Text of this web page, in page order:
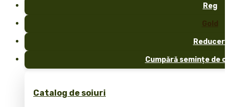
Reg
Gold
Reduceri
Cumpără semințe de
Catalog de soiuri